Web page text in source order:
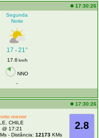
17:30:26
Segunda
Noite
17 - 21°
17.6 km/h
NNO
-
17:30:26
2.8
menor
CHILE
@ 17:21
- Distância:12173 KMs